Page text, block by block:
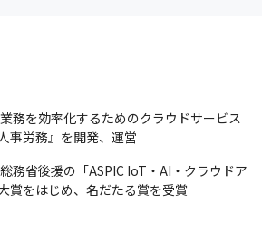
務を効率化するためのクラウドサービス
事労務』を開発、運営
務省後援の「ASPIC IoT・AI・クラウドア
賞をはじめ、名だたる賞を受賞